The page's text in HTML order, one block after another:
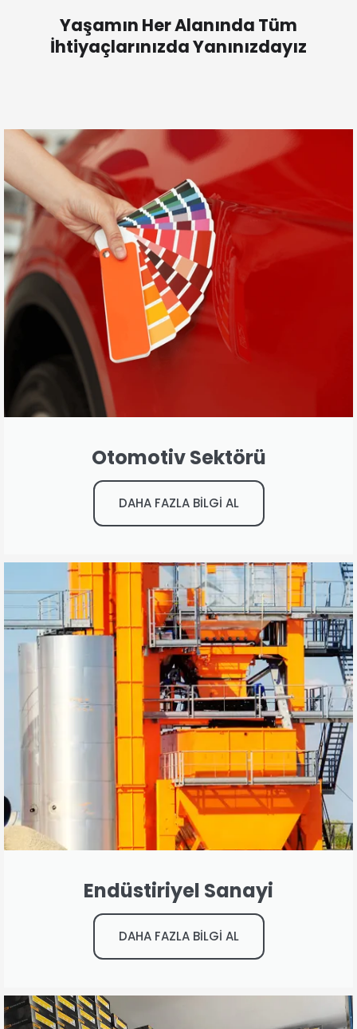
Yaşamın Her Alanında Tüm
İhtiyaçlarınızda Yanınızdayız
Otomotiv Sektörü
DAHA FAZLA BİLGİ AL
Endüstiriyel Sanayi
DAHA FAZLA BİLGİ AL